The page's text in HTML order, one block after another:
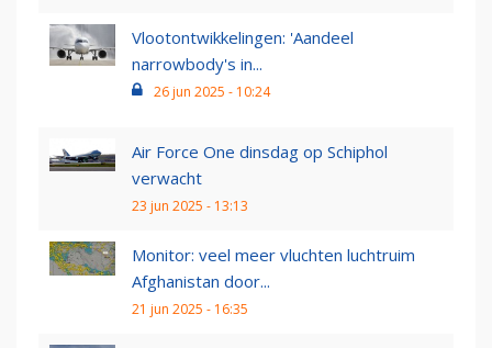
Vlootontwikkelingen: 'Aandeel
narrowbody's in...
26 jun 2025 - 10:24
Air Force One dinsdag op Schiphol
verwacht
23 jun 2025 - 13:13
Monitor: veel meer vluchten luchtruim
Afghanistan door...
21 jun 2025 - 16:35